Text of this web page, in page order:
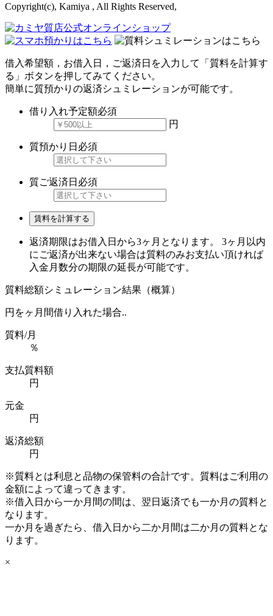
Copyright(c), Kamiya , All Rights Reserved,
借入希望額，お借入日，ご返済日を入力して「質料を計算す
る」ボタンを押してみてください。
簡単に質預かりの返済シュミレーションが可能です。
借り入れ予定額必須
円
質預かり日 必須
質ご返済日 必須
賃料を計算する
返済期限はお借入日から3ヶ月となります。 3ヶ月以内
にご返済が出来ない場合は質料のみお支払い頂ければ
入金月数分の期限の延長が可能です。
質料総額シミュレーション結果（概算）
円をヶ月間借り入れた場合..
質料/月
％
支払質料額
円
元金
円
返済総額
円
※質料とは利息と品物の保管料の合計です。質料はご利用の
金額によって違ってきます。
※借入日から一か月間の間は、翌日返済でも一か月の質料と
なります。
一か月を過ぎたら、借入日から二か月間は二か月の質料とな
ります。
×